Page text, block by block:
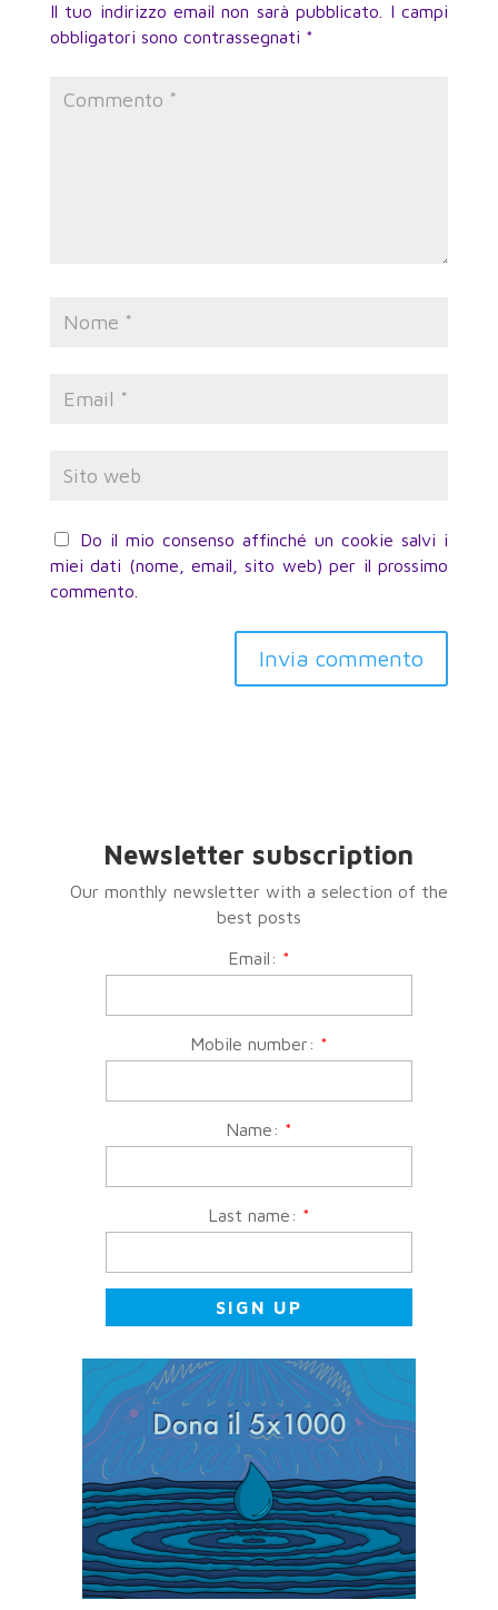
Il tuo indirizzo email non sarà pubblicato.
I campi
obbligatori sono contrassegnati *
Do il mio consenso affinché un cookie salvi i
miei dati (nome, email, sito web) per il prossimo
commento.
Invia commento
Newsletter subscription
Our monthly newsletter with a selection of the
best posts
Email: *
Mobile number: *
Name: *
Last name: *